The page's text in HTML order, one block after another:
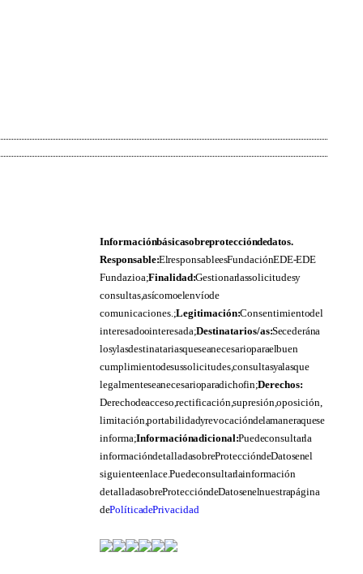
Información básica sobre protección de datos.
Responsable:El responsable es Fundación EDE- EDE
Fundazioa;Finalidad:Gestionar las solicitudes y
consultas, así como el envío de
comunicaciones.;Legitimación:Consentimiento del
interesado o interesada;Destinatarios/as:Se cederán a
los y las destinatarias que sea necesario para el buen
cumplimiento de sus solicitudes, consultas y a las que
legalmente sea necesario para dicho fin;Derechos:
Derecho de acceso, rectificación, supresión, oposición,
limitación, portabilidad y revocación de la manera que se
informa;Información adicional:Puede consultar la
información detallada sobre Protección de Datos en el
siguiente enlace. Puede consultar la información
detallada sobre Protección de Datos en el nuestra página
dePolítica de Privacidad